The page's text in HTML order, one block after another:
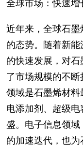
全球市场：快速增
近年来，全球石
的态势。随着新
的快速发展，对
了市场规模的不
领域是石墨烯材
电添加剂、超级
盛。电子信息领
的加速迭代，也